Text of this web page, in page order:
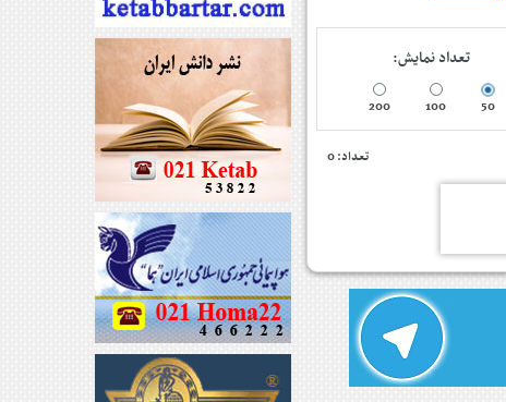
تعداد نمایش:
50
100
200
تعداد: 0